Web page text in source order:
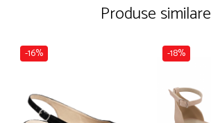
Produse similare
-16% -18%